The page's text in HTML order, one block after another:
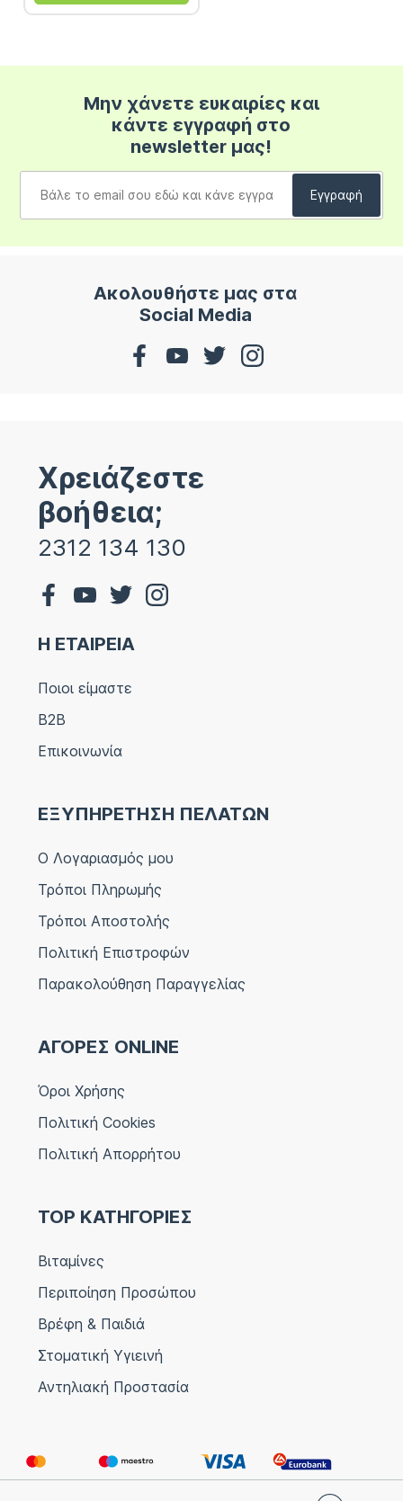
Μην χάνετε ευκαιρίες και
κάντε εγγραφή στο
newsletter μας!
Ακολουθήστε μας στα
Social Media
Χρειάζεστε
βοήθεια;
2312 134 130
Η ΕΤΑΙΡΕΙΑ
Ποιοι είμαστε
B2B
Επικοινωνία
ΕΞΥΠΗΡΕΤΗΣΗ ΠΕΛΑΤΩΝ
Ο Λογαριασμός μου
Τρόποι Πληρωμής
Τρόποι Αποστολής
Πολιτική Επιστροφών
Παρακολούθηση Παραγγελίας
ΑΓΟΡΕΣ ONLINE
Όροι Χρήσης
Πολιτική Cookies
Πολιτική Απορρήτου
TOP ΚΑΤΗΓΟΡΙΕΣ
Βιταμίνες
Περιποίηση Προσώπου
Βρέφη & Παιδιά
Στοματική Υγιεινή
Αντηλιακή Προστασία